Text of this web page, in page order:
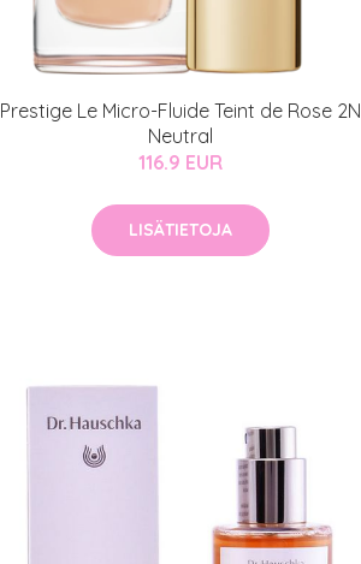
Prestige Le Micro-Fluide Teint de Rose 2N
Neutral
116.9 EUR
LISÄTIETOJA